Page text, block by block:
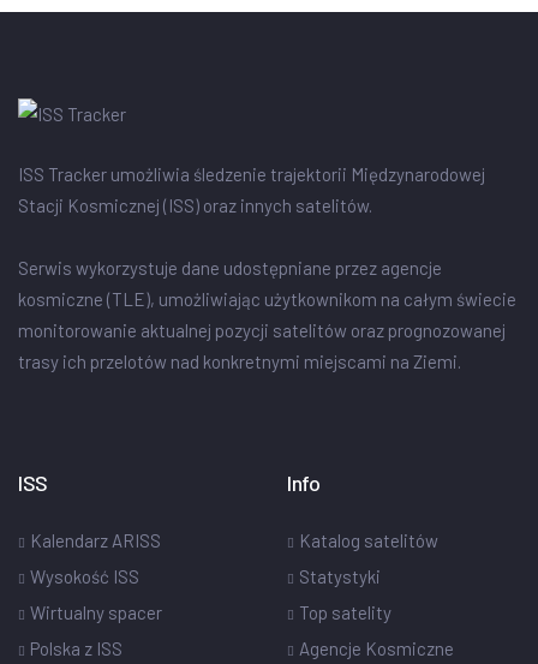
ISS Tracker umożliwia śledzenie trajektorii Międzynarodowej
Stacji Kosmicznej (ISS) oraz innych satelitów.
Serwis wykorzystuje dane udostępniane przez agencje
kosmiczne (TLE), umożliwiając użytkownikom na całym świecie
monitorowanie aktualnej pozycji satelitów oraz prognozowanej
trasy ich przelotów nad konkretnymi miejscami na Ziemi.
ISS
Kalendarz ARISS
Wysokość ISS
Wirtualny spacer
Polska z ISS
Info
Katalog satelitów
Statystyki
Top satelity
Agencje Kosmiczne